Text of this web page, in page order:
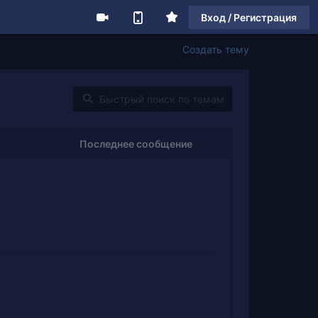
Вход / Регистрация
Создать тему
Последнее сообщение